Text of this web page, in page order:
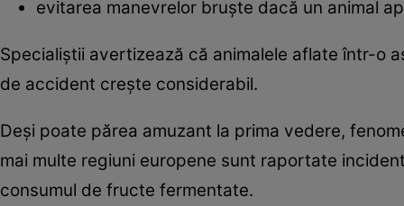
evitarea manevrelor bruște dacă un animal
Specialiștii avertizează că animalele aflate într-o
de accident crește considerabil.
Deși poate părea amuzant la prima vedere,
mai multe regiuni europene sunt raportate
consumul de fructe fermentate.